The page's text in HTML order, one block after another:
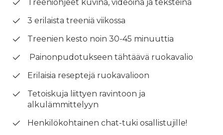
Treeniohjeet kuvina, videoina ja teksteinä
3 erilaista treeniä viikossa
Treenien kesto noin 30-45 minuuttia
Painonpudotukseen tähtäävä ruokavalio
Erilaisia reseptejä ruokavalioon
Tetoiskuja liittyen ravintoon ja
alkulämmittelyyn
Henkilökohtainen chat-tuki osallistujille!